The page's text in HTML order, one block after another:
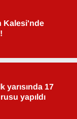
Kalesi'nde
yarısında 17
yapıldı